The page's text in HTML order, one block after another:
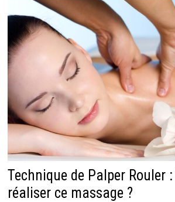
Technique de Palper Rouler
réaliser ce massage ?